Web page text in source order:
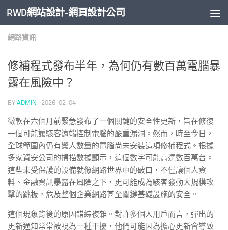
Skip to content
RWD網站設計-網頁設計公司
網路資訊
修補程式發布半年，為何仍有數百萬電腦暴
露在風險中？
BY ADMIN · 2026-02-04
微軟在六個月前緊急發布了一個關鍵的安全性更新，旨在修復
一個可能讓駭客遠端控制電腦的嚴重漏洞。然而，時至今日，
全球範圍內仍有驚人數量的電腦尚未安裝這項修補程式。根據
多家資安公司的掃描數據顯示，這個數字可能高達數百萬台。
這些未受保護的設備就像網路世界中的破口，不僅讓個人資
料、金融資訊暴露在風險之下，更可能成為駭客發動大規模攻
擊的跳板，危及整個企業網路甚至關鍵基礎設施的安全。
這個現象背後的原因錯綜複雜。對許多個人用戶而言，彈出的
更新通知常常被視為一種干擾，他們可能因為擔心更新會導致